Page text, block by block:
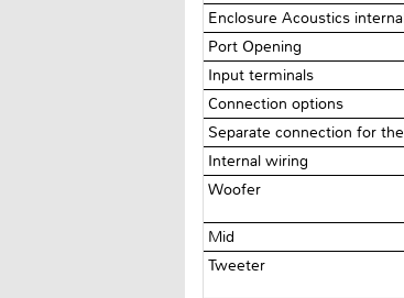
Enclosure Acoustics
Port Opening
Input terminals
Connection options
Separate connection for
Internal wiring
Woofer
Mid
Tweeter